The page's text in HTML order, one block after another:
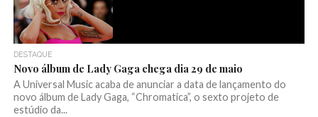
DESTAQUE
Novo álbum de Lady Gaga chega dia 29 de maio
A Universal Music acaba de anunciar a data de lançamento do
novo álbum de Lady Gaga, “Chromatica”, o sexto projeto de
estúdio da...